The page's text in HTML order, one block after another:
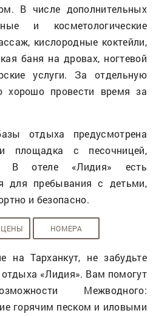
В числе дополнительных
и косметологические
кислородные коктейли,
баня на дровах, ногтевой
услуги. За отдельную
хорошо провести время за
отдыха предусмотрена
площадка с песочницей,
В отеле «Лидия» есть
для пребывания с детьми,
и безопасно.
ЦЕНЫ НОМЕРА
на Тарханкут, не забудьте
«Лидия». Вам помогут
Межводного:
горячим песком и иловыми